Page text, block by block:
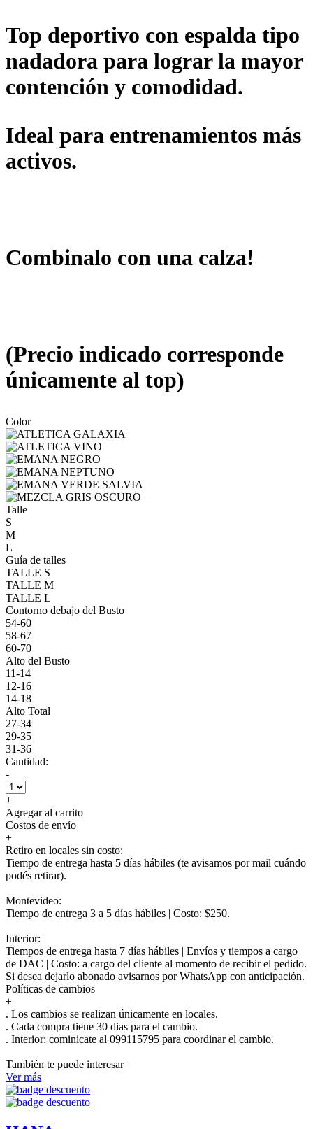
Top deportivo con espalda tipo
nadadora para lograr la mayor
contención y comodidad.
Ideal para entrenamientos más
activos.
Combinalo con una calza!
(Precio indicado corresponde
únicamente al top)
Color
Talle
S
M
L
Guía de talles
TALLE S
TALLE M
TALLE L
Contorno debajo del Busto
54-60
58-67
60-70
Alto del Busto
11-14
12-16
14-18
Alto Total
27-34
29-35
31-36
Cantidad:
-
+
Agregar al carrito
Costos de envío
+
Retiro en locales sin costo:
Tiempo de entrega hasta 5 días hábiles (te avisamos por mail cuándo
podés retirar).
Montevideo:
Tiempo de entrega 3 a 5 días hábiles | Costo: $250.
Interior:
Tiempos de entrega hasta 7 días hábiles | Envíos y tiempos a cargo
de DAC | Costo: a cargo del cliente al momento de recibir el pedido.
Si desea dejarlo abonado avisarnos por WhatsApp con anticipación.
Políticas de cambios
+
. Los cambios se realizan únicamente en locales.
. Cada compra tiene 30 dias para el cambio.
. Interior: cominicate al 099115795 para coordinar el cambio.
También te puede interesar
Ver más